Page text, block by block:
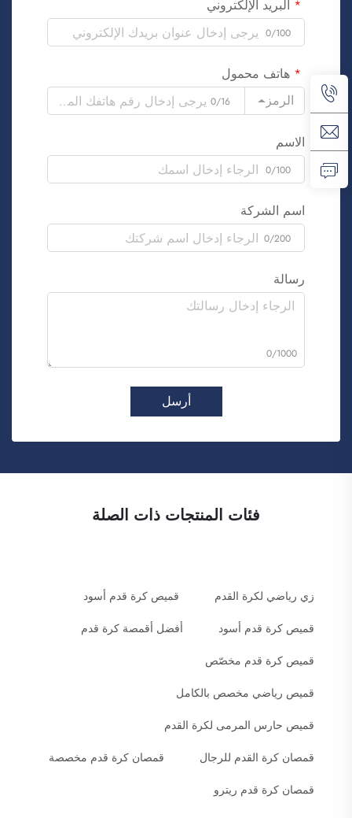
البريد الإلكتروني
0/100
هاتف محمول
الرمز
0/16
الاسم
0/100
اسم الشركة
0/200
رسالة
0/1000
أرسل
فئات المنتجات ذات الصلة
زي رياضي لكرة القدم قميص كرة قدم أسود
قميص كرة قدم أسود أفضل أقمصة كرة قدم
قميص كرة قدم مخصّص
قميص رياضي مخصص بالكامل
قميص حارس المرمى لكرة القدم
قمصان كرة القدم للرجال قمصان كرة قدم مخصصة
قمصان كرة قدم ريترو